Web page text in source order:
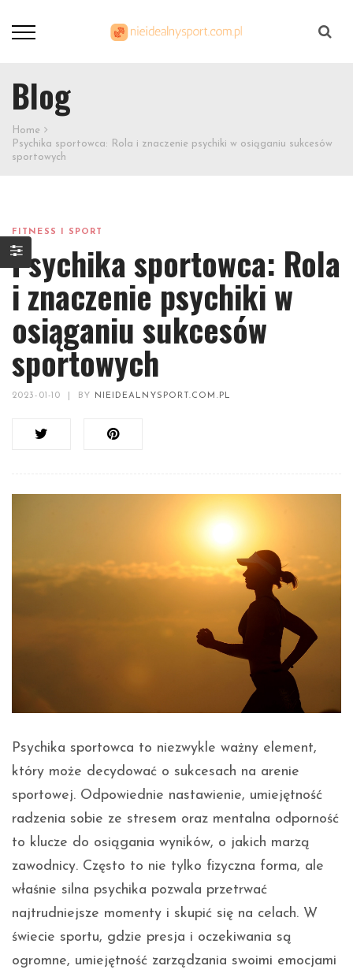
Blog
Home
Psychika sportowca: Rola i znaczenie psychiki w osiąganiu sukcesów
sportowych
FITNESS I SPORT
Psychika sportowca: Rola
i znaczenie psychiki w
osiąganiu sukcesów
sportowych
2023-01-10 BY NIEIDEALNYSPORT.COM.PL
Psychika sportowca to niezwykle ważny element,
który może decydować o sukcesach na arenie
sportowej. Odpowiednie nastawienie, umiejętność
radzenia sobie ze stresem oraz mentalna odporność
to klucze do osiągania wyników, o jakich marzą
zawodnicy. Często to nie tylko fizyczna forma, ale
właśnie silna psychika pozwala przetrwać
najtrudniejsze momenty i skupić się na celach. W
świecie sportu, gdzie presja i oczekiwania są
ogromne, umiejętność zarządzania swoimi emocjami